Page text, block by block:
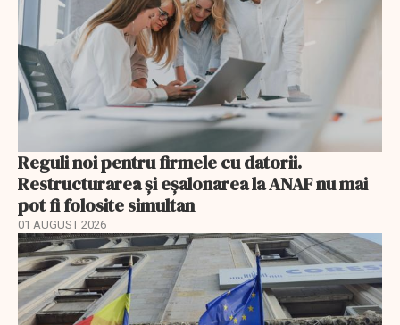
Reguli noi pentru firmele cu datorii.
Restructurarea și eșalonarea la ANAF nu mai
pot fi folosite simultan
01 AUGUST 2026